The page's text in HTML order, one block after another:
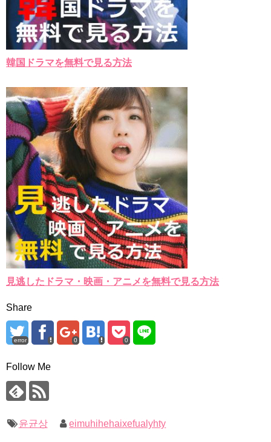
韓国ドラマを無料で見る方法
見逃したドラマ・映画・アニメを無料で見る方法
Share
error 0 0
Follow Me
윤균상 eimuhihehaixefualyhty